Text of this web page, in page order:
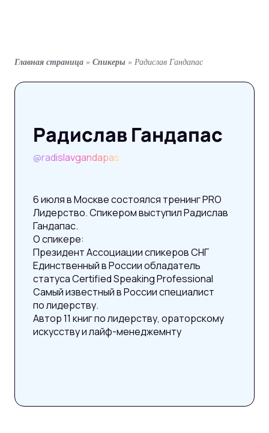
Главная страница » Спикеры » Радислав Гандапас
Радислав Гандапас
@radislavgandapas
6 июля в Москве состоялся тренинг PRO
Лидерство. Спикером выступил Радислав
Гандапас.
О спикере:
Президент Ассоциации спикеров СНГ
Единственный в России обладатель
статуса Certified Speaking Professional
Самый известный в России специалист
по лидерству.
Автор 11 книг по лидерству, ораторскому
искусству и лайф-менеджемнту